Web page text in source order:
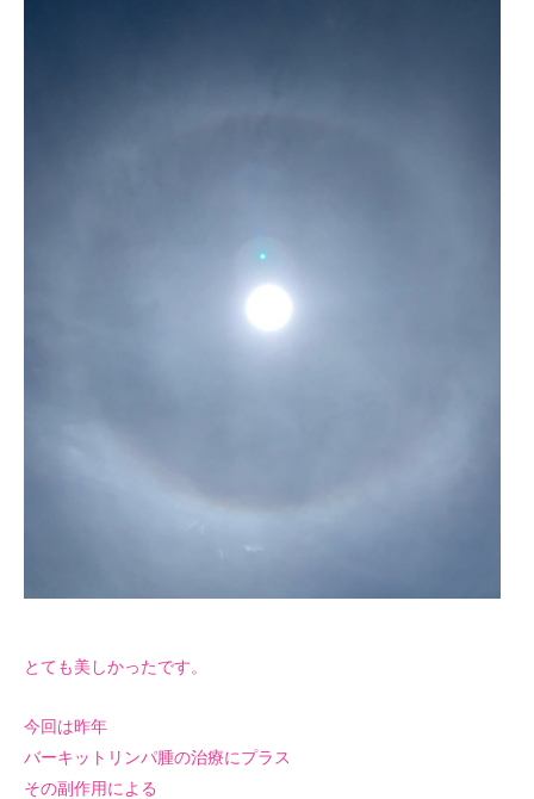
とても美しかったです。
今回は昨年
バーキットリンパ腫の治療にプラス
その副作用による